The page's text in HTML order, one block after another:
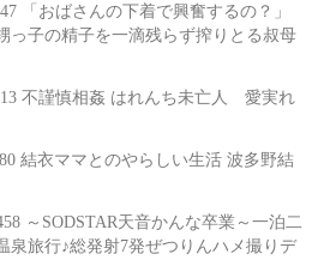
「おばさんの下着で興奮するの？」
っ子の精子を一滴残らず搾りとる叔母
不謹慎相姦 はれんち未亡人 愛実れ
結衣ママとのやらしい生活 波多野結
～SODSTAR天音かんな卒業～一泊二
泉旅行♪総発射7発ぜつりんハメ撮りデ